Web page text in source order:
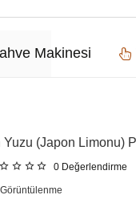
Makinesi
Yuzu (Japon Limonu)
0 Değerlendirme
Görüntülenme